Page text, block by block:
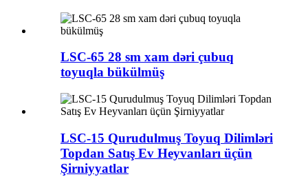
LSC-65 28 sm xam dəri çubuq
toyuqla bükülmüş
LSC-15 Qurudulmuş Toyuq Dilimləri
Topdan Satış Ev Heyvanları üçün
Şirniyyatlar